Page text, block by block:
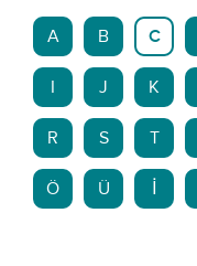
A B C
J K
R S T
Ö Ü